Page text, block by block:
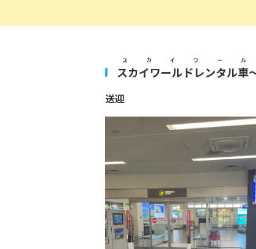
スカイワールドレンタル車
スカイワー
送迎